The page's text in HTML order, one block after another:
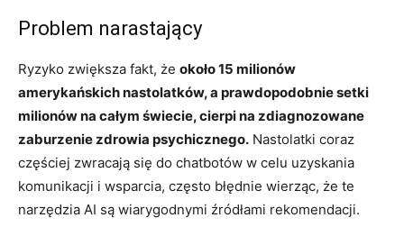
Problem narastający
Ryzyko zwiększa fakt, że około 15 milionów
amerykańskich nastolatków, a prawdopodobnie setki
milionów na całym świecie, cierpi na zdiagnozowane
zaburzenie zdrowia psychicznego. Nastolatki coraz
częściej zwracają się do chatbotów w celu uzyskania
komunikacji i wsparcia, często błędnie wierząc, że te
narzędzia AI są wiarygodnymi źródłami rekomendacji.